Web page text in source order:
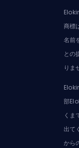
商標
名前
との
りま
部
くま
出て
から